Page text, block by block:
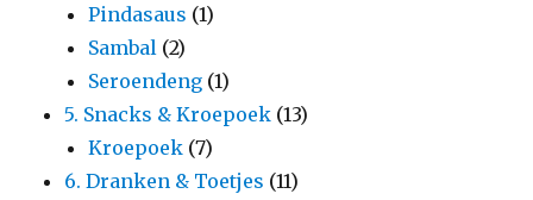
Pindasaus (1)
Sambal (2)
Seroendeng (1)
5. Snacks & Kroepoek (13)
Kroepoek (7)
6. Dranken & Toetjes (11)